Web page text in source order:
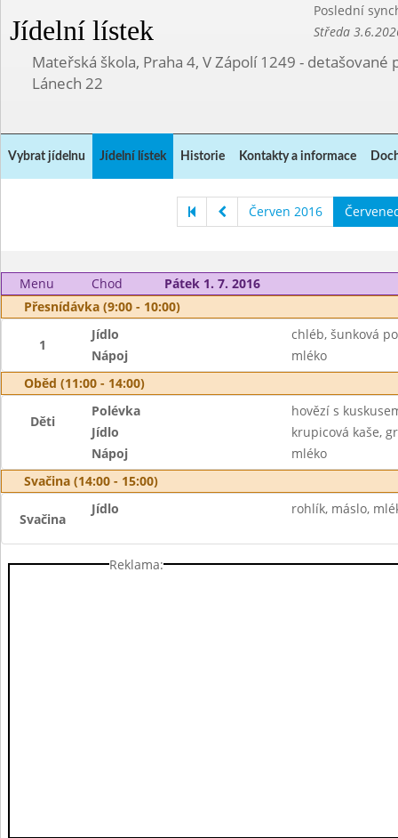
Jídelní lístek
Poslední
Středa
Mateřská škola, Praha 4, V Zápolí 1249 - detašované
Lánech 22
Vybrat jídelnu Jídelní lístek Historie Kontakty a informace
Červen 2016
Menu Chod
Pátek 1. 7. 2016
Přesnídávka (9:00 - 10:00)
1
Jídlo
chléb, šunková
Nápoj
mléko
Oběd (11:00 - 14:00)
Děti
Polévka
hovězí s
Jídlo
krupicová kaše,
Nápoj
mléko
Svačina (14:00 - 15:00)
Svačina
Jídlo rohlík, máslo,
Reklama: